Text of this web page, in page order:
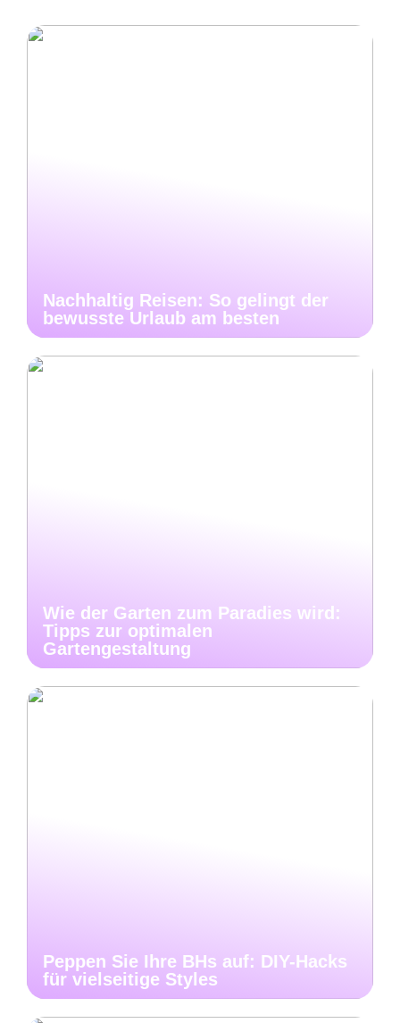
Nachhaltig Reisen: So gelingt der
bewusste Urlaub am besten
Wie der Garten zum Paradies wird:
Tipps zur optimalen
Gartengestaltung
Peppen Sie Ihre BHs auf: DIY-Hacks
für vielseitige Styles